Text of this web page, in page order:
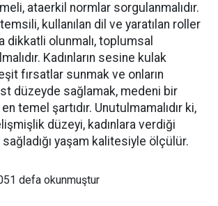
ataerkil normlar sorgulanmalıdır.
kullanılan dil ve yaratılan roller
dikkatli olunmalı, toplumsal
Kadınların sesine kulak
fırsatlar sunmak ve onların
düzeyde sağlamak, medeni bir
temel şartıdır. Unutulmamalıdır ki,
düzeyi, kadınlara verdiği
yaşam kalitesiyle ölçülür.
defa okunmuştur